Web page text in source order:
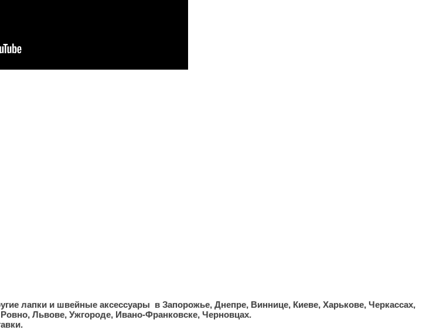
лапки и швейные аксессуары в Запорожье, Днепре, Виннице, Киеве, Харькове, Черкассах,
Львове, Ужгороде, Ивано-Франковске, Черновцах.